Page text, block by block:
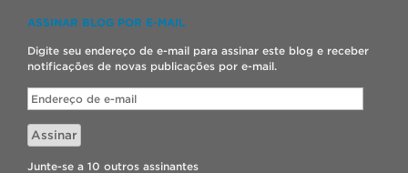
ASSINAR BLOG POR E-MAIL
Digite seu endereço de e-mail para assinar este blog e receber
notificações de novas publicações por e-mail.
Endereço
de
e-
mail
Assinar
Junte-se a 10 outros assinantes